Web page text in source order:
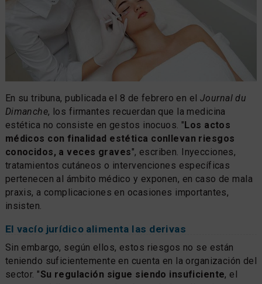
En su tribuna, publicada el 8 de febrero en elJournal du
Dimanche, los firmantes recuerdan que la medicina
estética no consiste en gestos inocuos. " Los actos
médicos con finalidad estética conllevan riesgos
conocidos, a veces graves", escriben. Inyecciones,
tratamientos cutáneos o intervenciones específicas
pertenecen al ámbito médico y exponen, en caso de mala
praxis, a complicaciones en ocasiones importantes,
insisten.
El vacío jurídico alimenta las derivas
Sin embargo, según ellos, estos riesgos no se están
teniendo suficientemente en cuenta en la organización del
sector. "Su regulación sigue siendo insuficiente, el